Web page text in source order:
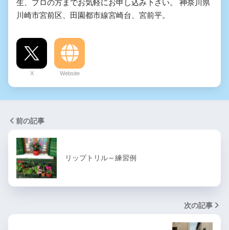
生、プロの方までお気軽にお申し込み下さい。 神奈川県
川崎市宮前区、田園都市線宮崎台、宮前平。
X Website
前の記事
リップトリル～練習例
次の記事